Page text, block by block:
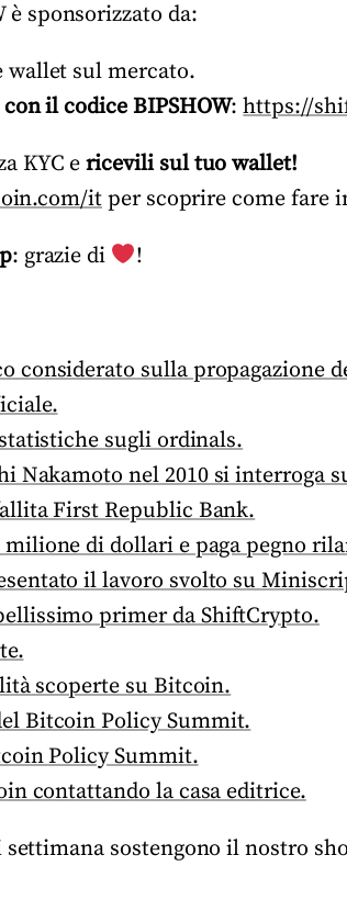
è sponsorizzato da:
sul mercato.
il codice BIPSHOW:https://
KYC ericevili sul tuo wallet!
it per scoprire come fare
: grazie di !
considerato sulla propagazione
sugli ordinals.
Nakamoto nel 2010 si interroga
First Republic Bank.
milione di dollari e paga pegno
il lavoro svolto su
primer da ShiftCrypto.
scoperte su Bitcoin.
Bitcoin Policy Summit.
Policy Summit.
contattando la casa editrice.
sostengono il nostro